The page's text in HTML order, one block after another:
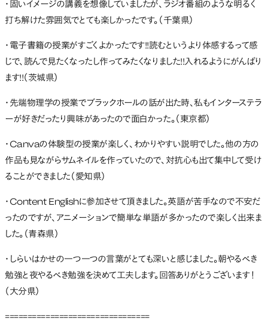
・固いイメージの講義を想像していましたが、ラジオ番組のような明るく
打ち解けた雰囲気でとても楽しかったです。（千葉県）
・電子書籍の授業がすごくよかったです!!読むというより体感するって感
じで、読んで見たくなったし作ってみたくなりました!!入れるようにがんばり
ます!!（茨城県）
・先端物理学の授業でブラックホールの話が出た時、私もインターステラ
ーが好きだったり興味があったので面白かった。（東京都）
・Canvaの体験型の授業が楽しく、わかりやすい説明でした。他の方の
作品も見ながらサムネイルを作っていたので、対抗心も出て集中して受け
ることができました（愛知県）
・Content Englishに参加させて頂きました。英語が苦手なので不安だ
ったのですが、アニメーションで簡単な単語が多かったので楽しく出来ま
した。（青森県）
・しらいはかせの一つ一つの言葉がとても深いと感じました。朝やるべき
勉強と夜やるべき勉強を決めて工夫します。回答ありがとうございます！
（大分県）
================================